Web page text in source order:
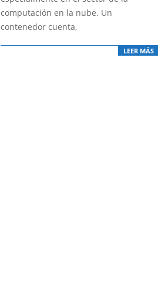
computación en la nube. Un
contenedor cuenta,
LEER MÁS